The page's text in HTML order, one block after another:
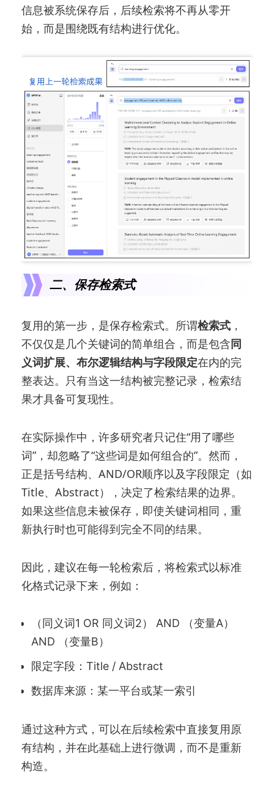
信息被系统保存后，后续检索将不再从零开
始，而是围绕既有结构进行优化。
二、保存检索式
复用的第一步，是保存检索式。所谓检索式 ，
不仅仅是几个关键词的简单组合，而是包含同
义词扩展、布尔逻辑结构与字段限定在内的完
整表达。只有当这一结构被完整记录，检索结
果才具备可复现性。
在实际操作中，许多研究者只记住“用了哪些
词”，却忽略了“这些词是如何组合的”。然而，
正是括号结构、AND/OR顺序以及字段限定（如
Title、Abstract），决定了检索结果的边界。
如果这些信息未被保存，即使关键词相同，重
新执行时也可能得到完全不同的结果。
因此，建议在每一轮检索后，将检索式以标准
化格式记录下来，例如：
（同义词1 OR 同义词2） AND （变量A）
AND （变量B）
限定字段：Title / Abstract
数据库来源：某一平台或某一索引
通过这种方式，可以在后续检索中直接复用原
有结构，并在此基础上进行微调，而不是重新
构造。